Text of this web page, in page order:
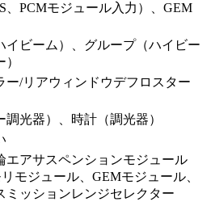
、PCMモジュール入力）、GEM
イビーム）、グループ（ハイビー
ー/リアウィンドウデフロスター
光器）、時計（調光器）
エアサスペンションモジュール
リモジュール、GEMモジュール、
ミッションレンジセレクター